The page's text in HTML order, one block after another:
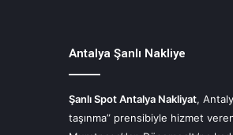
Antalya Şanlı Nakliye
Şanlı Spot Antalya Nakliyat,
taşınma” prensibiyle hizmet